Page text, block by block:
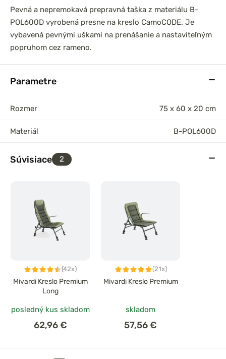
Pevná a nepremokavá prepravná taška z materiálu B-
POL600D vyrobená presne na kreslo CamoCODE. Je
vybavená pevnými uškami na prenášanie a nastaviteľným
popruhom cez rameno.
Parametre
Rozmer 75 x 60 x 20 cm
Materiál B-POL600D
Súvisiace 2
(42x)
Mivardi Kreslo Premium
Long
posledný kus skladom
62,96 €
(21x)
Mivardi Kreslo Premium
skladom
57,56 €